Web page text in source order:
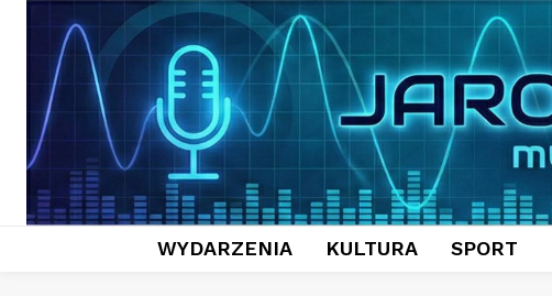
WYDARZENIA KULTURA SPORT